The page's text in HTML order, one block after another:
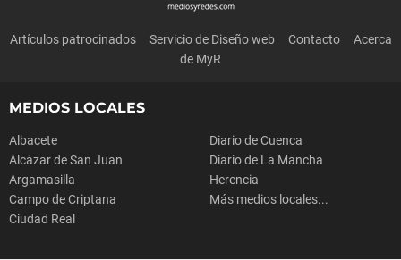
Artículos patrocinados Servicio de Diseño web Contacto
Acerca
de MyR
MEDIOS LOCALES
Albacete
Alcázar de San Juan
Argamasilla
Campo de Criptana
Ciudad Real
Diario de Cuenca
Diario de La Mancha
Herencia
Más medios locales...